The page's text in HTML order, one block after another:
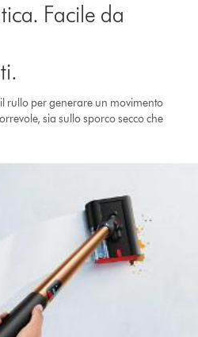
Facile da
rullo per generare un movimento
sia sullo sporco secco che